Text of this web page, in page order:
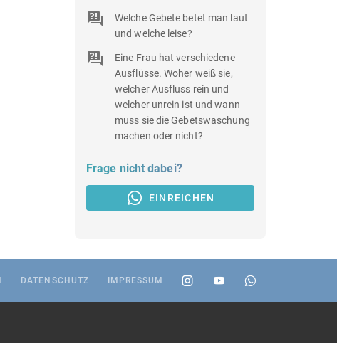
Welche Gebete betet man laut
und welche leise?
Eine Frau hat verschiedene
Ausflüsse. Woher weiß sie,
welcher Ausfluss rein und
welcher unrein ist und wann
muss sie die Gebetswaschung
machen oder nicht?
Frage nicht dabei?
EINREICHEN
DATENSCHUTZ IMPRESSUM